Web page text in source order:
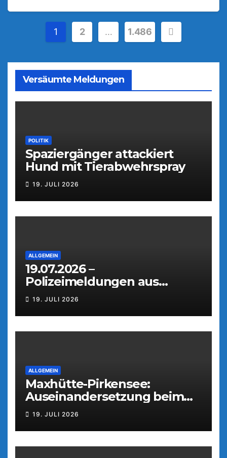
Seitennummerierung
Beiträge
1 2 … 1.486
Versäumte Meldungen
POLITIK
Spaziergänger attackiert
Hund mit Tierabwehrspray
19. JULI 2026
ALLGEMEIN
19.07.2026 –
Polizeimeldungen aus
Weiden
19. JULI 2026
ALLGEMEIN
Maxhütte-Pirkensee:
Auseinandersetzung beim
Parkfest
19. JULI 2026